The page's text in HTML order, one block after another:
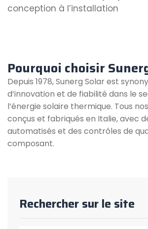
conception à l’installation
Pourquoi choisir
Depuis 1978, Sunerg Solar est
d’innovation et de fiabilité dans le
l’énergie solaire thermique. Tous
conçus et fabriqués en Italie, avec
automatisés et des contrôles de
composant.
Rechercher sur le site